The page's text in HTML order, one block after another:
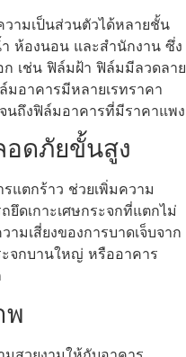
วามเป็นส่วนตัวได้หลายชั้น
ห้องนอน และสำนักงาน ซึ่ง
ก เช่น ฟิล์มฝ้า ฟิล์มมีลวดลาย
มอาคารมีหลายเรทราคา
นถึงฟิล์มอาคารที่มีราคาแพง
อดภัยขั้นสูง
แตกร้าว ช่วยเพิ่มความ
ดเกาะเศษกระจกที่แตกไม่
ามเสี่ยงของการบาดเจ็บจาก
จกบานใหญ่ หรืออาคาร
พ